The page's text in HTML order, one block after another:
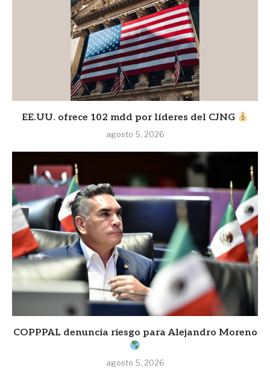
EE.UU. ofrece 102 mdd por líderes del CJNG
agosto 5, 2026
COPPPAL denuncia riesgo para Alejandro Moreno
agosto 5, 2026